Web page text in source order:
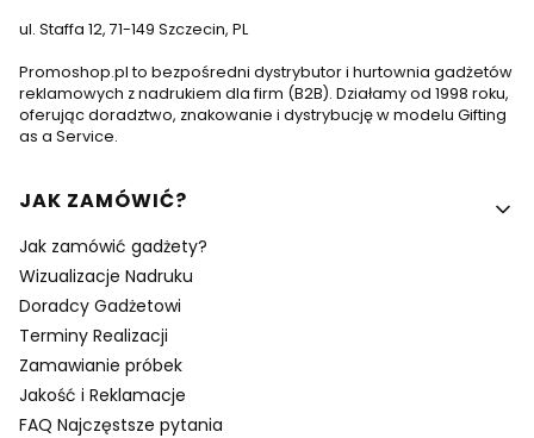
ul. Staffa 12, 71-149 Szczecin, PL
Promoshop.pl to bezpośredni dystrybutor i hurtownia gadżetów
reklamowych z nadrukiem dla firm (B2B). Działamy od 1998 roku,
oferując doradztwo, znakowanie i dystrybucję w modelu Gifting
as a Service.
Linki w stopce
JAK ZAMÓWIĆ?
Jak zamówić gadżety?
Wizualizacje Nadruku
Doradcy Gadżetowi
Terminy Realizacji
Zamawianie próbek
Jakość i Reklamacje
FAQ Najczęstsze pytania